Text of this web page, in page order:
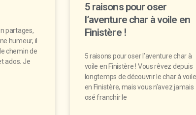
partages,
humeur, il
chemin de
ados. Je
5 raisons pour oser
l’aventure char à voile en
Finistère !
5 raisons pour oser l’aventure char à
voile en Finistère ! Vous rêvez depuis
longtemps de découvrir le char à voile
en Finistère, mais vous n’avez jamais
osé franchir le